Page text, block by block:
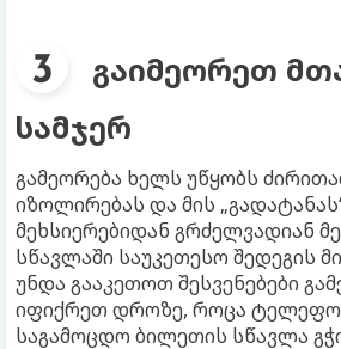
გაიმეორეთ
სამჯერ
გამეორება ხელს უწყობს
იზოლირებას და მის
მეხსიერებიდან გრძელვადიან
სწავლაში საუკეთესო შედეგის
უნდა გააკეთოთ შესვენებები
იფიქრეთ დროზე, როცა
საგამოცდო ბილეთის სწავლა